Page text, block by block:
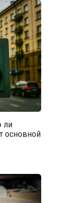
ли
основной